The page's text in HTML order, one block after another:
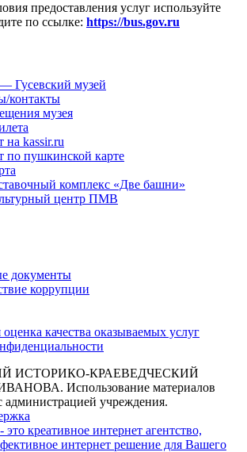
предоставления услуг используйте
по ссылке: https://bus.gov.ru
Гусевский музей
контакты
музея
на kassir.ru
по пушкинской карте
комплекс «Две башни»
центр ПМВ
документы
коррупции
качества оказываемых услуг
ИСТОРИКО-КРАЕВЕДЧЕСКИЙ
Использование материалов
администрацией учреждения.